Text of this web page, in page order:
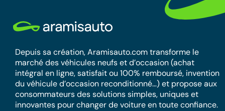
Depuis sa création, Aramisauto.com transforme le
marché des véhicules neufs et d’occasion (achat
intégral en ligne, satisfait ou 100% remboursé, invention
du véhicule d’occasion reconditionné…) et propose aux
consommateurs des solutions simples, uniques et
innovantes pour changer de voiture en toute confiance.